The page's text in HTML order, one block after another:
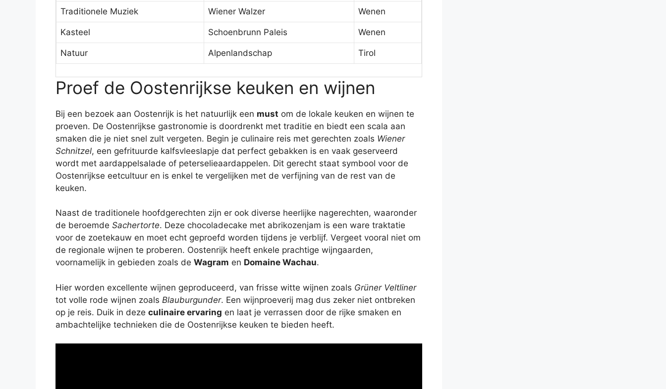
Traditionele Muziek Wiener Walzer Wenen
Kasteel Schoenbrunn Paleis Wenen
Natuur Alpenlandschap Tirol
Proef de Oostenrijkse keuken en wijnen
Bij een bezoek aan Oostenrijk is het natuurlijk een must om de lokale keuken en wijnen te
proeven. De Oostenrijkse gastronomie is doordrenkt met traditie en biedt een scala aan
smaken die je niet snel zult vergeten. Begin je culinaire reis met gerechten zoals Wiener
Schnitzel, een gefrituurde kalfsvleeslapje dat perfect gebakken is en vaak geserveerd
wordt met aardappelsalade of peterselieaardappelen. Dit gerecht staat symbool voor de
Oostenrijkse eetcultuur en is enkel te vergelijken met de verfijning van de rest van de
keuken.
Naast de traditionele hoofdgerechten zijn er ook diverse heerlijke nagerechten, waaronder
de beroemde Sachertorte. Deze chocoladecake met abrikozenjam is een ware traktatie
voor de zoetekauw en moet echt geproefd worden tijdens je verblijf. Vergeet vooral niet om
de regionale wijnen te proberen. Oostenrijk heeft enkele prachtige wijngaarden,
voornamelijk in gebieden zoals de Wagram en Domaine Wachau.
Hier worden excellente wijnen geproduceerd, van frisse witte wijnen zoals Grüner Veltliner
tot volle rode wijnen zoals Blauburgunder. Een wijnproeverij mag dus zeker niet ontbreken
op je reis. Duik in deze culinaire ervaring en laat je verrassen door de rijke smaken en
ambachtelijke technieken die de Oostenrijkse keuken te bieden heeft.